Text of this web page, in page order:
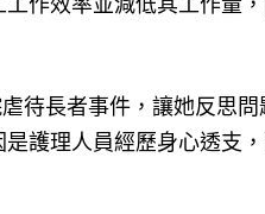
待長者事件，讓她反思
護理人員經歷身心透支